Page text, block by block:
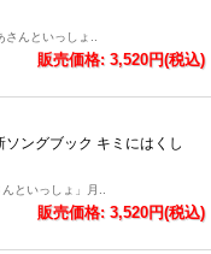
んといっしょ..
販売価格: 3,520円(税込)
ソングブック キミにはくし
といっしょ」月..
販売価格: 3,520円(税込)